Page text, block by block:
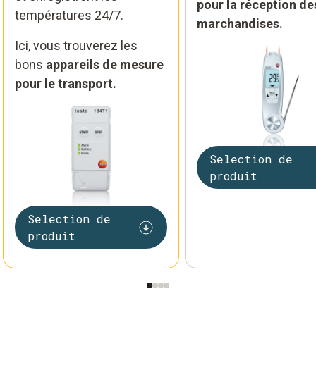
températures 24/7.
Ici, vous trouverez les
bons appareils de mesure
pour le transport.
Selection de
produit
pour la réception
marchandises.
Selection de
produit